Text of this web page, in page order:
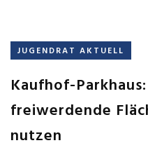
JUGENDRAT AKTUELL
Kaufhof-
freiwerdende
nutzen